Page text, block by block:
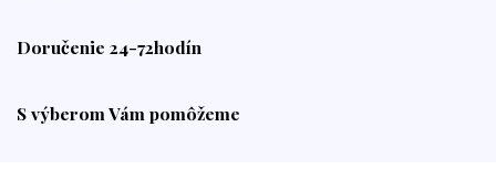
Doručenie 24-72hodín
S výberom Vám pomôžeme